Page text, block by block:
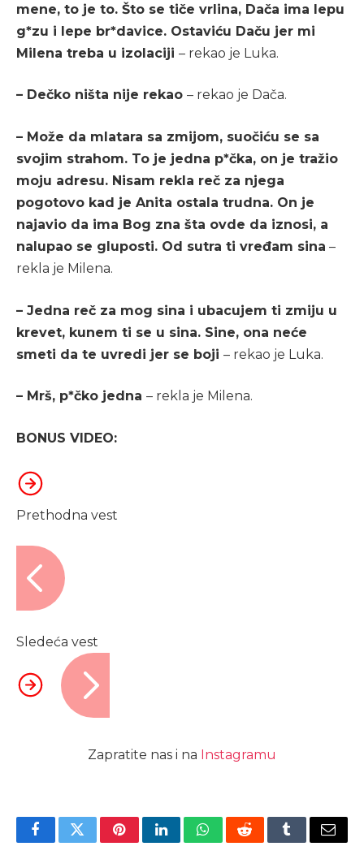
mene, to je to. Što se tiče vrlina, Dača ima lepu
g*zu i lepe br*davice. Ostaviću Daču jer mi
Milena treba u izolaciji – rekao je Luka.
– Dečko ništa nije rekao – rekao je Dača.
– Može da mlatara sa zmijom, suočiću se sa
svojim strahom. To je jedna p*čka, on je tražio
moju adresu. Nisam rekla reč za njega
pogotovo kad je Anita ostala trudna. On je
najavio da ima Bog zna šta ovde da iznosi, a
nalupao se gluposti. Od sutra ti vređam sina –
rekla je Milena.
– Jedna reč za mog sina i ubacujem ti zmiju u
krevet, kunem ti se u sina. Sine, ona neće
smeti da te uvredi jer se boji – rekao je Luka.
– Mrš, p*čko jedna – rekla je Milena.
BONUS VIDEO:
Prethodna vest
Sledeća vest
Zapratite nas i na Instagramu
FacebookTwitterPinterestLinkedInWhatsAppRedditTumblrEmail